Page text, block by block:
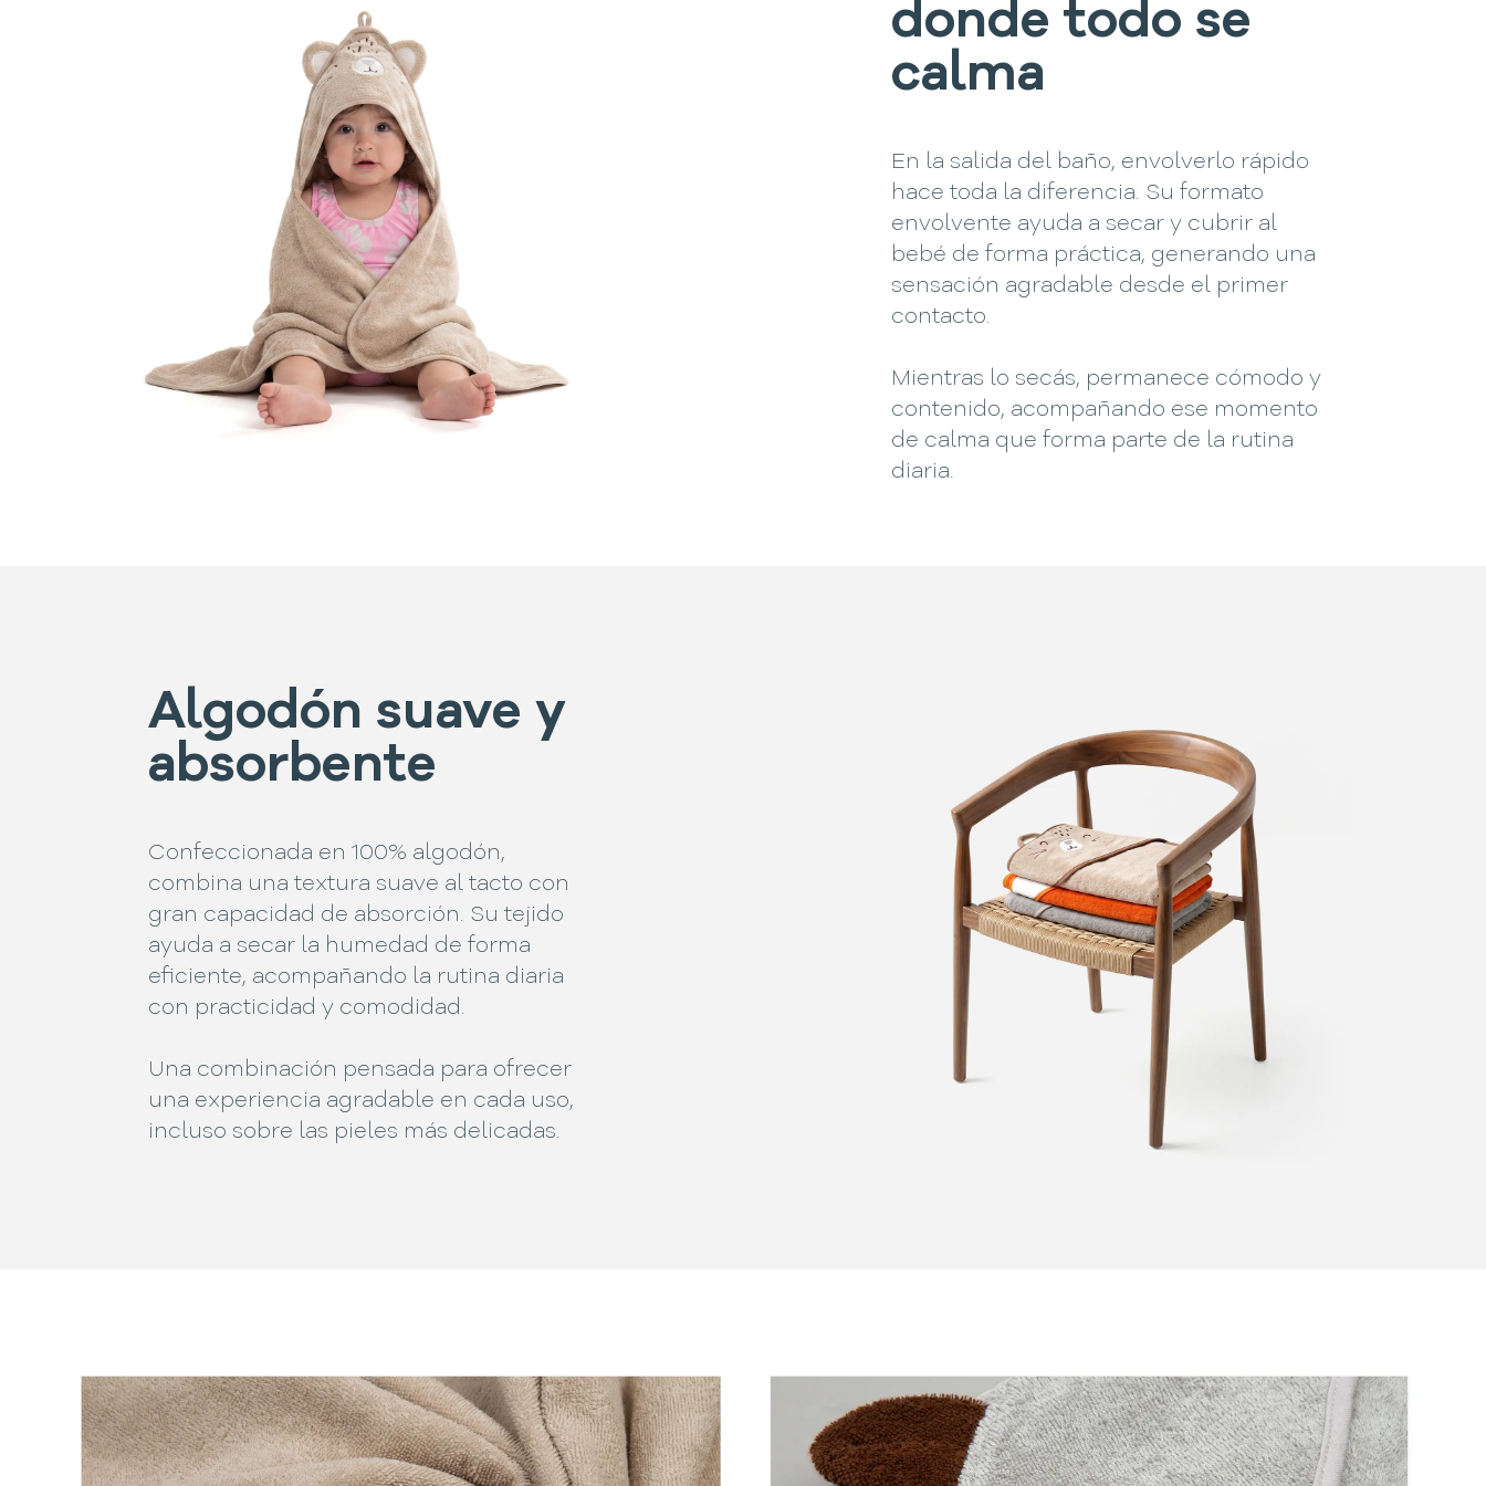
donde todo se
calma
En la salida del baño, envolverlo rápido
hace toda la diferencia. Su formato
envolvente ayuda a secar y cubrir al
bebé de forma práctica, generando una
sensación agradable desde el primer
contacto.
Mientras lo secás, permanece cómodo y
contenido, acompañando ese momento
de calma que forma parte de la rutina
diaria.
Algodón suave y
absorbente
Confeccionada en 100% algodón,
combina una textura suave al tacto con
gran capacidad de absorción. Su tejido
ayuda a secar la humedad de forma
eficiente, acompañando la rutina diaria
con practicidad y comodidad.
Una combinación pensada para ofrecer
una experiencia agradable en cada uso,
incluso sobre las pieles más delicadas.